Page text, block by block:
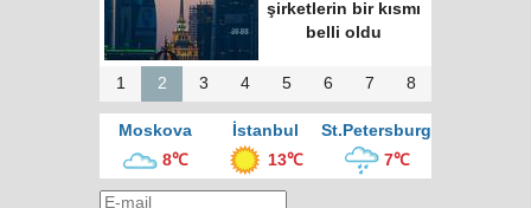
Kahvesi Gecesi”
düzenlendi
1 2 3 4 5 6 7 8
Moskova İstanbul
St.Petersburg
8℃
13℃ 7℃